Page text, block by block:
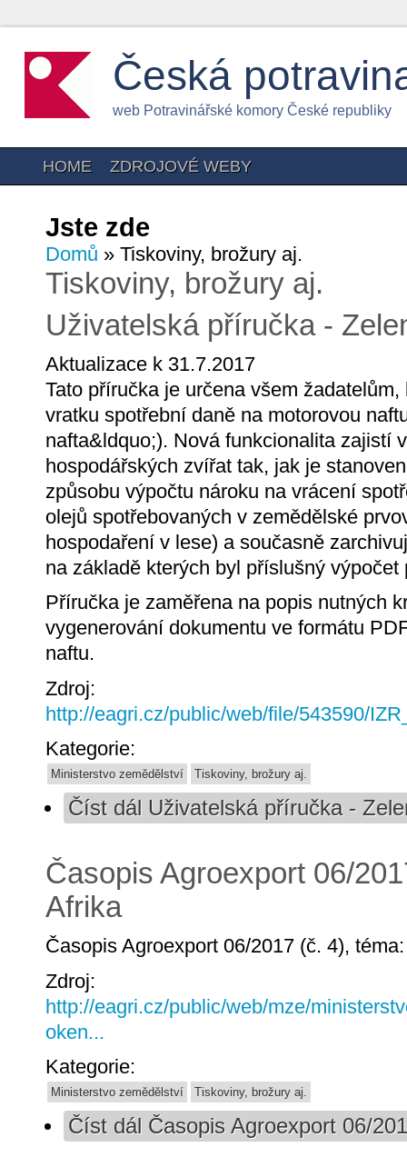
Česká
web Potravinářské komory České republiky
HOME ZDROJOVÉ WEBY
Jste zde
Domů » Tiskoviny, brožury aj.
Tiskoviny, brožury aj.
Uživatelská příručka -
Aktualizace k 31.7.2017
Tato příručka je určena všem
vratku spotřební daně na motorovou
nafta&ldquo;). Nová funkcionalita zajistí
hospodářských zvířat tak, jak je
způsobu výpočtu nároku na vrácení
olejů spotřebovaných v zemědělské
hospodaření v lese) a současně
na základě kterých byl příslušný výpočet
Příručka je zaměřena na popis nutných
vygenerování dokumentu ve formátu
naftu.
Zdroj:
http://eagri.cz/public/web/file/543590/
Kategorie:
Ministerstvo zemědělství Tiskoviny, brožury aj.
Číst dál Uživatelská příručka -
Časopis Agroexport 06/
Afrika
Časopis Agroexport 06/2017 (č. 4),
Zdroj:
http://eagri.cz/public/web/mze/
oken...
Kategorie:
Ministerstvo zemědělství Tiskoviny, brožury aj.
Číst dál Časopis Agroexport 06/